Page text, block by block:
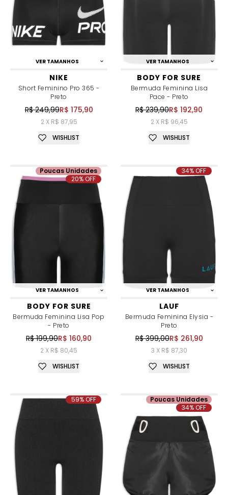
VER TAMANHOS
NIKE
Short Feminino Pro 365 -
Preto
R$ 249,99R$ 175,90
2 X R$ 87,95
WISHLIST
VER TAMANHOS
BODY FOR SURE
Bermuda Feminina Lisa
Pace - Preto
R$ 239,90R$ 192,90
2 X R$ 96,45
WISHLIST
VER TAMANHOS
BODY FOR SURE
Bermuda Feminina Lisa Pop
- Preto
R$ 199,90R$ 160,90
2 X R$ 80,45
Poucas Unidades
20% OFF
WISHLIST
VER TAMANHOS
LAUF
Bermuda Feminina Elysia -
Preto
R$ 399,00R$ 261,90
3 X R$ 87,30
34% OFF
WISHLIST
59% OFF
Poucas Unidades
34% OFF